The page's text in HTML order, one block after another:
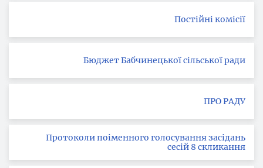
Постійні комісії
Бюджет Бабчинецької сільської ради
ПРО РАДУ
Протоколи поіменного голосування засідань
сесій 8 скликання